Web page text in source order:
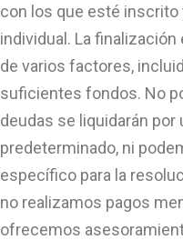
con los que esté
individual. La
de varios factores,
suficientes fondos. No
deudas se liquidarán
predeterminado, ni
específico para la
no realizamos pagos
ofrecemos